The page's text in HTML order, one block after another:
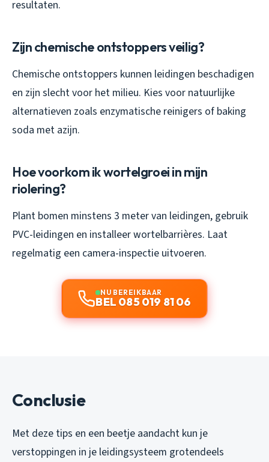
resultaten.
Zijn chemische ontstoppers veilig?
Chemische ontstoppers kunnen leidingen beschadigen
en zijn slecht voor het milieu. Kies voor natuurlijke
alternatieven zoals enzymatische reinigers of baking
soda met azijn.
Hoe voorkom ik wortelgroei in mijn
riolering?
Plant bomen minstens 3 meter van leidingen, gebruik
PVC-leidingen en installeer wortelbarrières. Laat
regelmatig een camera-inspectie uitvoeren.
NU BEREIKBAAR
BEL 085 019 81 06
Conclusie
Met deze tips en een beetje aandacht kun je
verstoppingen in je leidingsysteem grotendeels